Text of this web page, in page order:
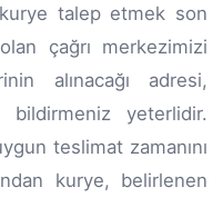
talep etmek son
çağrı merkezimizi
alınacağı adresi,
yeterlidir.
teslimat zamanını
kurye, belirlenen